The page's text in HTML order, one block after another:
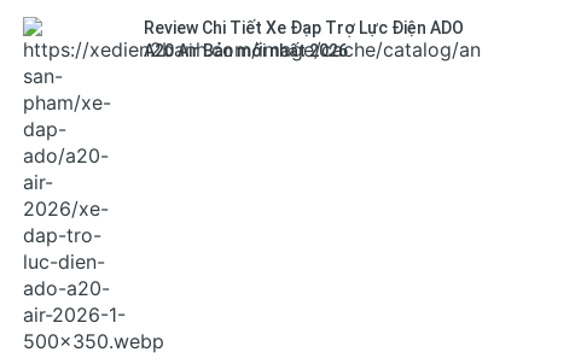
Review Chi Tiết Xe Đạp Trợ Lực Điện ADO
A20 Air Bản mới nhất 2026